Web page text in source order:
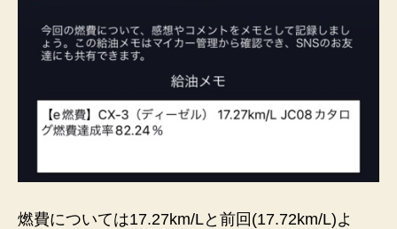
燃費については17.27km/Lと前回(17.72km/L)よ